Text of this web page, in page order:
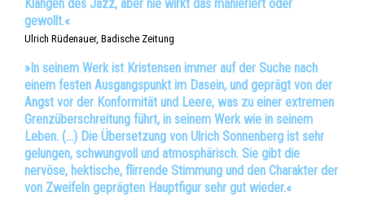
Klängen des Jazz, aber nie wirkt das manieriert oder
gewollt.«
Ulrich Rüdenauer, Badische Zeitung
»In seinem Werk ist Kristensen immer auf der Suche nach
einem festen Ausgangspunkt im Dasein, und geprägt von der
Angst vor der Konformität und Leere, was zu einer extremen
Grenzüberschreitung führt, in seinem Werk wie in seinem
Leben. (…) Die Übersetzung von Ulrich Sonnenberg ist sehr
gelungen, schwungvoll und atmosphärisch. Sie gibt die
nervöse, hektische, flirrende Stimmung und den Charakter der
von Zweifeln geprägten Hauptfigur sehr gut wieder.«